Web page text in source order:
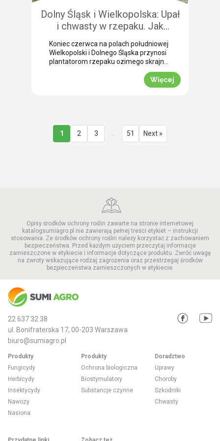
Dolny Śląsk i Wielkopolska: Upał
i chwasty w rzepaku. Jak
uratować plon przed samym
wjazdem kombajnu?
Koniec czerwca na polach południowej
Wielkopolski i Dolnego Śląska przynosi
plantatorom rzepaku ozimego skrajne
emocje (BBCH 80-83). Ostatnie opady
deszczu poprawiły ogólną kondycję
roślin. Jednak wywołały jednocześnie
Jak informuje nasz ekspert Mariusz
Staniek, skuteczna desykacja rzepaku
przed zbiorem oraz wcześniejsza
Więcej
1 2 3 51 Next »
Opisy środków ochrony roślin zawarte na stronie internetowej
katalogsumiagro.pl nie zawierają pełnej treści etykiet – instrukcji
stosowania. Ze środków ochrony roślin należy korzystać z zachowaniem
bezpieczeństwa. Przed każdym użyciem przeczytaj informacje
zamieszczone w etykiecie i informacje dotyczące produktu. Zwróć uwagę
na zwroty wskazujące rodzaj zagrożenia oraz przestrzegaj środków
bezpieczeństwa zamieszczonych w etykiecie.
22 637 32 38
ul. Bonifraterska 17, 00-203 Warszawa
biuro@sumiagro.pl
Produkty
Fungicydy
Herbicydy
Insektycydy
Nawozy
Nasiona
Produkty
Ochrona biologiczna
Biostymulatory
Substancje czynne
Doradztwo
Uprawy
Choroby
Szkodniki
Chwasty